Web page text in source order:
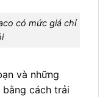
có mức giá chỉ
và những
cách trải